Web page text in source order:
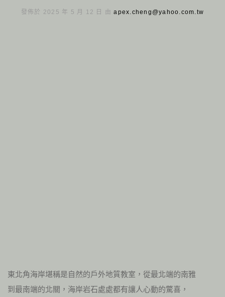
發佈於 2025 年 5 月 12 日 由apex.cheng@yahoo.com.tw
東北角海岸堪稱是自然的戶外地質教室，從最北端的南雅
到最南端的北關，海岸岩石處處都有讓人心動的驚喜，